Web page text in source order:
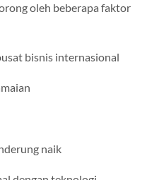
oleh beberapa faktor
bisnis internasional
naik